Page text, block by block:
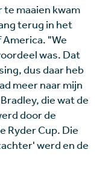
te maaien kwam
terug in het
America. "We
was. Dat
dus daar heb
meer naar mijn
die wat de
door de
Ryder Cup. Die
werd en de